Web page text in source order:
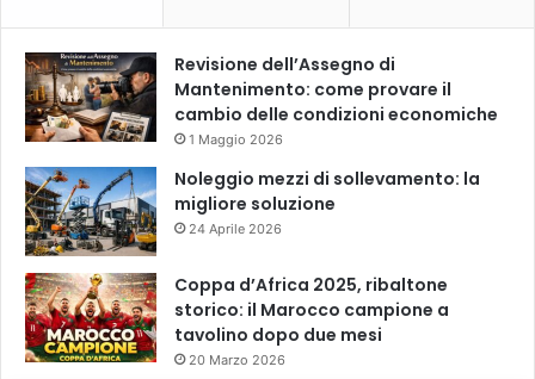
Revisione dell’Assegno di
Mantenimento: come provare il
cambio delle condizioni economiche
1 Maggio 2026
Noleggio mezzi di sollevamento: la
migliore soluzione
24 Aprile 2026
Coppa d’Africa 2025, ribaltone
storico: il Marocco campione a
tavolino dopo due mesi
20 Marzo 2026